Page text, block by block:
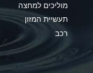
B
A
מוליכים למחצה
תעשיית המזון
רכב